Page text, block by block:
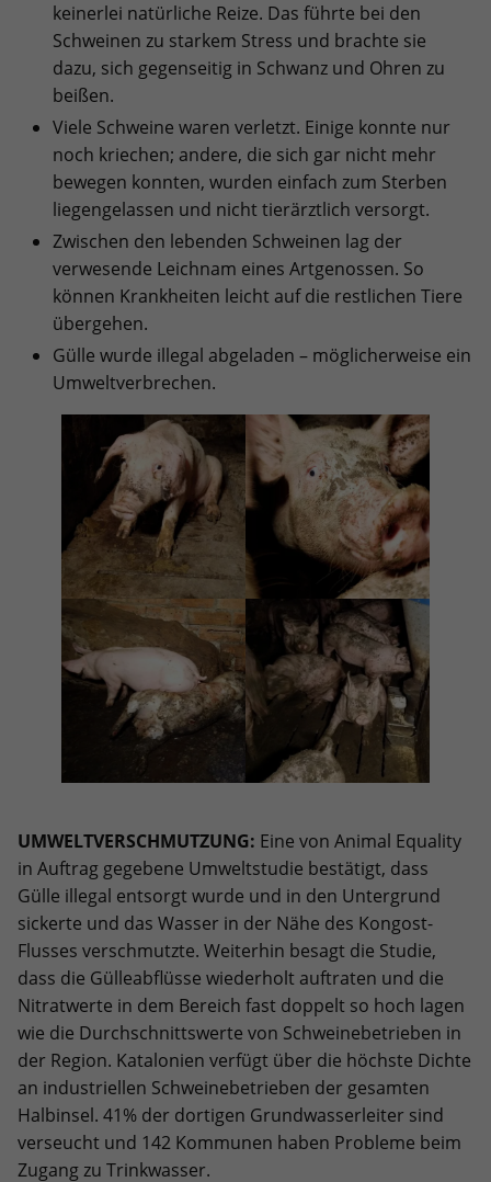
keinerlei natürliche Reize. Das führte bei den
Schweinen zu starkem Stress und brachte sie
dazu, sich gegenseitig in Schwanz und Ohren zu
beißen.
Viele Schweine waren verletzt. Einige konnte nur
noch kriechen; andere, die sich gar nicht mehr
bewegen konnten, wurden einfach zum Sterben
liegengelassen und nicht tierärztlich versorgt.
Zwischen den lebenden Schweinen lag der
verwesende Leichnam eines Artgenossen. So
können Krankheiten leicht auf die restlichen Tiere
übergehen.
Gülle wurde illegal abgeladen – möglicherweise ein
Umweltverbrechen.
UMWELTVERSCHMUTZUNG: Eine von Animal Equality
in Auftrag gegebene Umweltstudie bestätigt, dass
Gülle illegal entsorgt wurde und in den Untergrund
sickerte und das Wasser in der Nähe des Kongost-
Flusses verschmutzte. Weiterhin besagt die Studie,
dass die Gülleabflüsse wiederholt auftraten und die
Nitratwerte in dem Bereich fast doppelt so hoch lagen
wie die Durchschnittswerte von Schweinebetrieben in
der Region. Katalonien verfügt über die höchste Dichte
an industriellen Schweinebetrieben der gesamten
Halbinsel. 41% der dortigen Grundwasserleiter sind
verseucht und 142 Kommunen haben Probleme beim
Zugang zu Trinkwasser.